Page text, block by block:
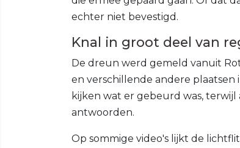
echter niet bevestigd.
Knal in groot deel van
De dreun werd gemeld vanuit
en verschillende andere plaatsen
kijken wat er gebeurd was,
antwoorden.
Op sommige video's lijkt de